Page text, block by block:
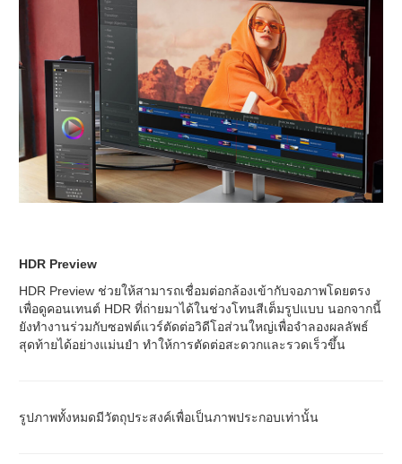
HDR Preview
HDR Preview ช่วยให้สามารถเชื่อมต่อกล้องเข้ากับจอภาพโดยตรง
เพื่อดูคอนเทนต์ HDR ที่ถ่ายมาได้ในช่วงโทนสีเต็มรูปแบบ นอกจากนี้
ยังทำงานร่วมกับซอฟต์แวร์ตัดต่อวิดีโอส่วนใหญ่เพื่อจำลองผลลัพธ์
สุดท้ายได้อย่างแม่นยำ ทำให้การตัดต่อสะดวกและรวดเร็วขึ้น
รูปภาพทั้งหมดมีวัตถุประสงค์เพื่อเป็นภาพประกอบเท่านั้น